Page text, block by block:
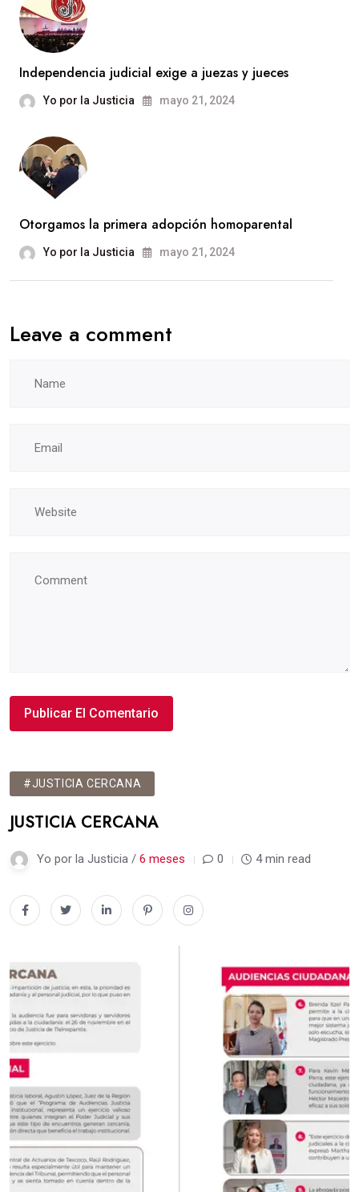
Independencia judicial exige a juezas y jueces
Yo por la Justicia mayo 21, 2024
Otorgamos la primera adopción homoparental
Yo por la Justicia mayo 21, 2024
Leave a comment
#JUSTICIA CERCANA
JUSTICIA CERCANA
Yo por la Justicia / 6 meses 0 4 min read